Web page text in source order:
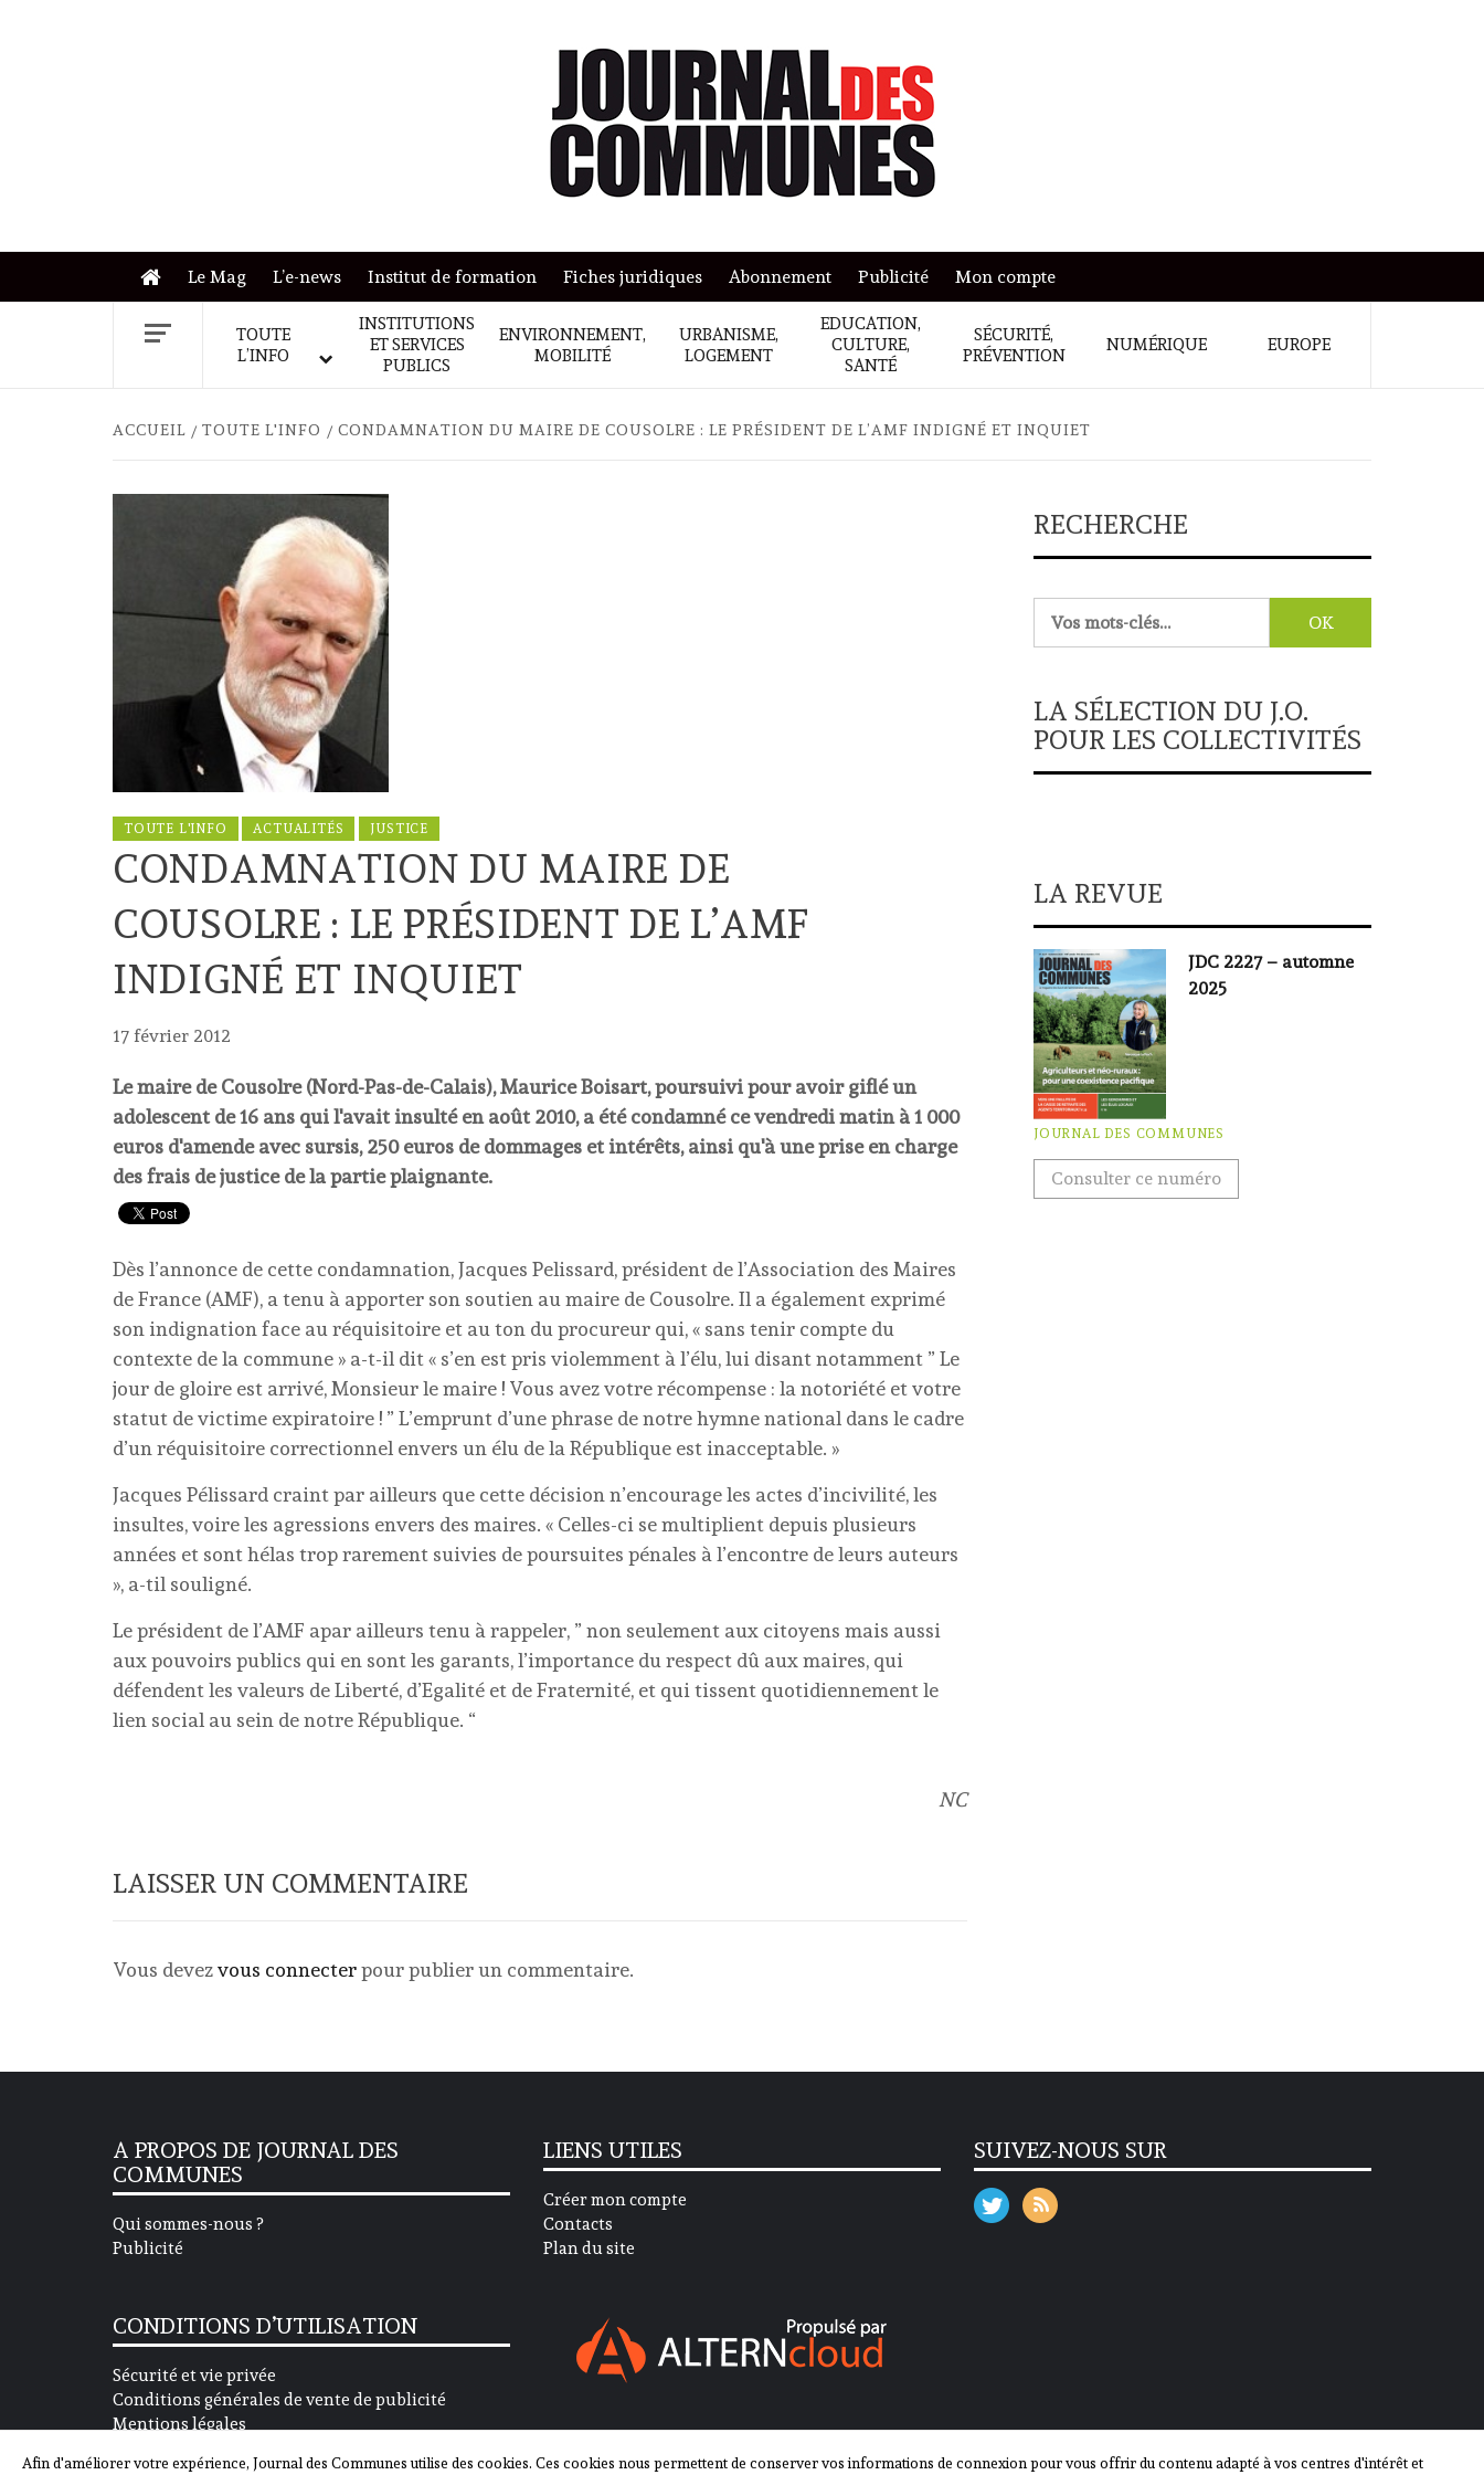
Le Mag L’e-news Institut de formation Fiches juridiques Abonnement Publicité Mon compte
TOUTE
L’INFO
INSTITUTIONS
ET SERVICES
PUBLICS
ENVIRONNEMENT,
MOBILITÉ
URBANISME,
LOGEMENT
EDUCATION,
CULTURE,
SANTÉ
SÉCURITÉ,
PRÉVENTION
NUMÉRIQUE EUROPE
ACCUEIL TOUTE L'INFO CONDAMNATION DU MAIRE DE COUSOLRE : LE PRÉSIDENT DE L’AMF INDIGNÉ ET INQUIET
TOUTE L'INFO ACTUALITÉS JUSTICE
CONDAMNATION DU MAIRE DE
COUSOLRE : LE PRÉSIDENT DE L’AMF
INDIGNÉ ET INQUIET
17 février 2012
Le maire de Cousolre (Nord-Pas-de-Calais), Maurice Boisart, poursuivi pour avoir giflé un
adolescent de 16 ans qui l'avait insulté en août 2010, a été condamné ce vendredi matin à 1 000
euros d'amende avec sursis, 250 euros de dommages et intérêts, ainsi qu'à une prise en charge
des frais de justice de la partie plaignante.
Dès l’annonce de cette condamnation, Jacques Pelissard, président de l’Association des Maires
de France (AMF), a tenu à apporter son soutien au maire de Cousolre. Il a également exprimé
son indignation face au réquisitoire et au ton du procureur qui, « sans tenir compte du
contexte de la commune » a-t-il dit « s’en est pris violemment à l’élu, lui disant notamment ” Le
jour de gloire est arrivé, Monsieur le maire ! Vous avez votre récompense : la notoriété et votre
statut de victime expiratoire ! ” L’emprunt d’une phrase de notre hymne national dans le cadre
d’un réquisitoire correctionnel envers un élu de la République est inacceptable. »
Jacques Pélissard craint par ailleurs que cette décision n’encourage les actes d’incivilité, les
insultes, voire les agressions envers des maires. « Celles-ci se multiplient depuis plusieurs
années et sont hélas trop rarement suivies de poursuites pénales à l’encontre de leurs auteurs
», a-til souligné.
Le président de l’AMF apar ailleurs tenu à rappeler, ” non seulement aux citoyens mais aussi
aux pouvoirs publics qui en sont les garants, l’importance du respect dû aux maires, qui
défendent les valeurs de Liberté, d’Egalité et de Fraternité, et qui tissent quotidiennement le
lien social au sein de notre République. “
NC
LAISSER UN COMMENTAIRE
Vous devezvous connecterpour publier un commentaire.
RECHERCHE
LA SÉLECTION DU J.O.
POUR LES COLLECTIVITÉS
LA REVUE
JDC 2227 – automne
2025
JOURNAL DES COMMUNES
Consulter ce numéro
A PROPOS DE JOURNAL DES
COMMUNES
Qui sommes-nous ?
Publicité
CONDITIONS D’UTILISATION
Sécurité et vie privée
Conditions générales de vente de publicité
Mentions légales
LIENS UTILES
Créer mon compte
Contacts
Plan du site
SUIVEZ-NOUS SUR
Afin d'améliorer votre expérience, Journal des Communes utilise des cookies. Ces cookies nous permettent de conserver vos informations de connexion pour vous offrir du contenu adapté à vos centres d'intérêt et